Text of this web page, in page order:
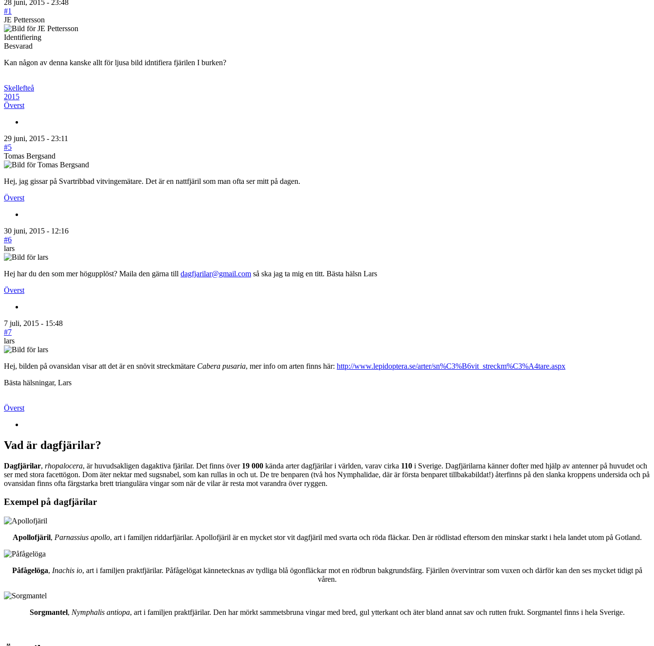
28 juni, 2015 - 23:48
#1
JE Pettersson
Identifiering
Besvarad
Kan någon av denna kanske allt för ljusa bild idntifiera fjärilen I burken?
Skellefteå
2015
Överst
29 juni, 2015 - 23:11
#5
Tomas Bergsand
Hej, jag gissar på Svartribbad vitvingemätare. Det är en nattfjäril som man ofta ser mitt på dagen.
Överst
30 juni, 2015 - 12:16
#6
lars
Hej har du den som mer högupplöst? Maila den gärna till dagfjarilar@gmail.com så ska jag ta mig en titt. Bästa hälsn Lars
Överst
7 juli, 2015 - 15:48
#7
lars
Hej, bilden på ovansidan visar att det är en snövit streckmätare Cabera pusaria, mer info om arten finns här: http://www.lepidoptera.se/arter/sn%C3%B6vit_streckm%C3%A4tare.aspx
Bästa hälsningar, Lars
Överst
Vad är dagfjärilar?
Dagfjärilar, rhopalocera, är huvudsakligen dagaktiva fjärilar. Det finns över 19 000 kända arter dagfjärilar i världen, varav cirka 110 i Sverige. Dagfjärilarna känner dofter med hjälp av antenner på huvudet och
ser med stora facettögon. Dom äter nektar med sugsnabel, som kan rullas in och ut. De tre benparen (två hos Nymphalidae, där är första benparet tillbakabildat!) återfinns på den slanka kroppens undersida och på
ovansidan finns ofta färgstarka brett triangulära vingar som när de vilar är resta mot varandra över ryggen.
Exempel på dagfjärilar
Apollofjäril, Parnassius apollo, art i familjen riddarfjärilar. Apollofjäril är en mycket stor vit dagfjäril med svarta och röda fläckar. Den är rödlistad eftersom den minskar starkt i hela landet utom på Gotland.
Påfågelöga, Inachis io, art i familjen praktfjärilar. Påfågelögat kännetecknas av tydliga blå ögonfläckar mot en rödbrun bakgrundsfärg. Fjärilen övervintrar som vuxen och därför kan den ses mycket tidigt på
våren.
Sorgmantel, Nymphalis antiopa, art i familjen praktfjärilar. Den har mörkt sammetsbruna vingar med bred, gul ytterkant och äter bland annat sav och rutten frukt. Sorgmantel finns i hela Sverige.